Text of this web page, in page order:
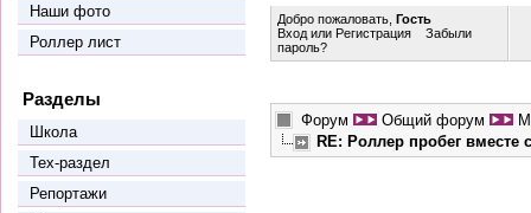
Наши фото
Роллер лист
Разделы
Школа
Тех-раздел
Репортажи
Добро пожаловать,Гость
Входили Регистрация
Забыли
пароль?
Форум Общий форум
RE: Роллер пробег